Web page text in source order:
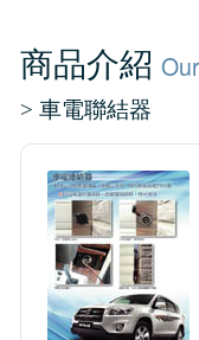
實
實績
商品介紹
> 車電聯結器